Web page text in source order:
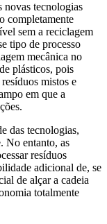
novas tecnologias
completamente
sem a reciclagem
tipo de processo
mecânica no
plásticos, pois
mistos e
em que a
das tecnologias,
No entanto, as
resíduos
adicional de, se
de alçar a cadeia
totalmente